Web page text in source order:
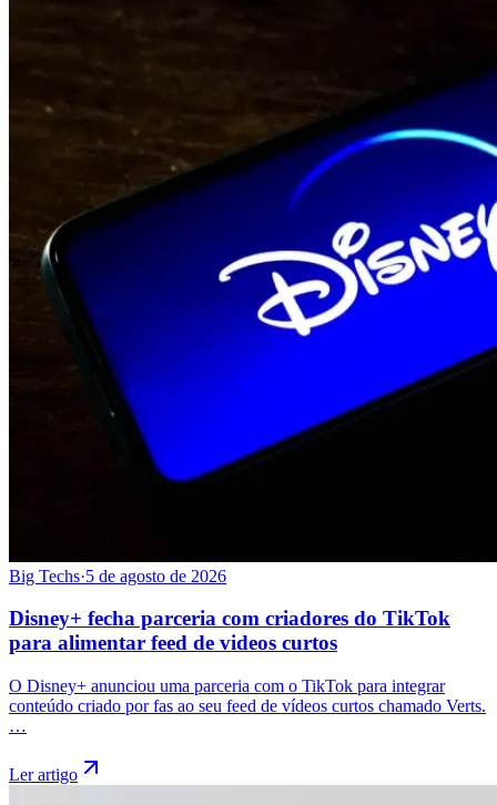
Big Techs·5 de agosto de 2026
Disney+ fecha parceria com criadores do TikTok
para alimentar feed de videos curtos
O Disney+ anunciou uma parceria com o TikTok para integrar
conteúdo criado por fas ao seu feed de vídeos curtos chamado Verts.
…
Ler artigo